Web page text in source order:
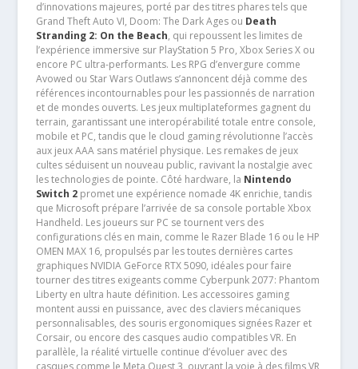
d’innovations majeures, porté par des titres phares tels que
Grand Theft Auto VI, Doom: The Dark Ages ou Death
Stranding 2: On the Beach, qui repoussent les limites de
l’expérience immersive sur PlayStation 5 Pro, Xbox Series X ou
encore PC ultra-performants. Les RPG d’envergure comme
Avowed ou Star Wars Outlaws s’annoncent déjà comme des
références incontournables pour les passionnés de narration
et de mondes ouverts. Les jeux multiplateformes gagnent du
terrain, garantissant une interopérabilité totale entre console,
mobile et PC, tandis que le cloud gaming révolutionne l’accès
aux jeux AAA sans matériel physique. Les remakes de jeux
cultes séduisent un nouveau public, ravivant la nostalgie avec
les technologies de pointe. Côté hardware, la Nintendo
Switch 2promet une expérience nomade 4K enrichie, tandis
que Microsoft prépare l’arrivée de sa console portable Xbox
Handheld. Les joueurs sur PC se tournent vers des
configurations clés en main, comme le Razer Blade 16 ou le HP
OMEN MAX 16, propulsés par les toutes dernières cartes
graphiques NVIDIA GeForce RTX 5090, idéales pour faire
tourner des titres exigeants comme Cyberpunk 2077: Phantom
Liberty en ultra haute définition. Les accessoires gaming
montent aussi en puissance, avec des claviers mécaniques
personnalisables, des souris ergonomiques signées Razer et
Corsair, ou encore des casques audio compatibles VR. En
parallèle, la réalité virtuelle continue d’évoluer avec des
casques comme le Meta Quest 3, ouvrant la voie à des films VR